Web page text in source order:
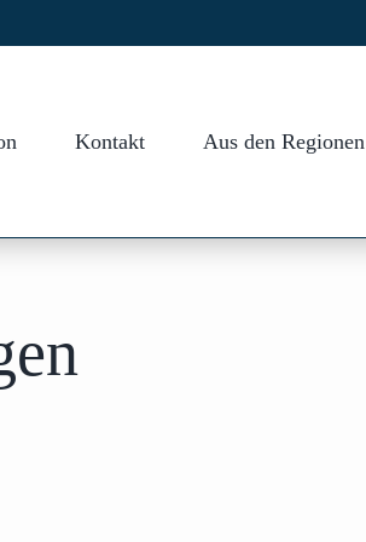
Kontakt Aus den Regionen